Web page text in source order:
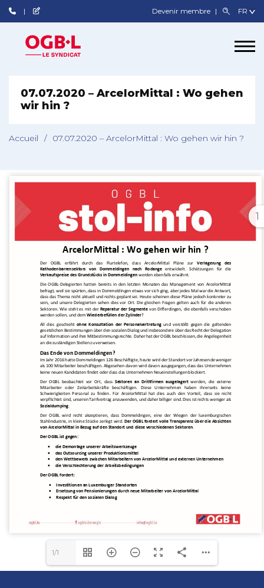
Devenir membre
07.07.2020 – ArcelorMittal : Wo gehen
wir hin ?
Accueil / 07.07.2020 – ArcelorMittal : Wo gehen wir hin ?
1
1/1